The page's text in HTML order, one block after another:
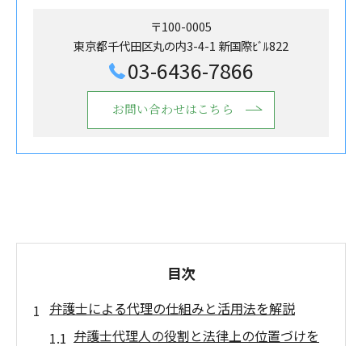
〒100-0005
東京都千代田区丸の内3-4-1 新国際ﾋﾞﾙ822
03-6436-7866
お問い合わせはこちら
目次
弁護士による代理の仕組みと活用法を解説
弁護士代理人の役割と法律上の位置づけを